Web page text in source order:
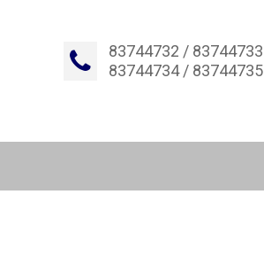
83744732 / 83744733
83744734 / 83744735